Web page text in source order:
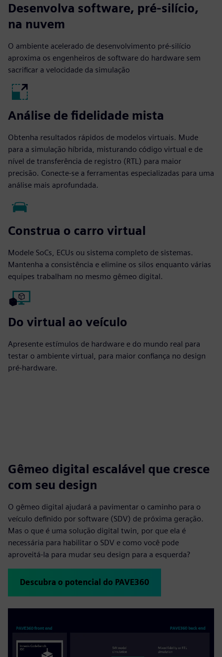
Desenvolva software, pré-silício,
na nuvem
O ambiente acelerado de desenvolvimento pré-silício
aproxima os engenheiros de software do hardware sem
sacrificar a velocidade da simulação
Análise de fidelidade mista
Obtenha resultados rápidos de modelos virtuais. Mude
para a simulação híbrida, misturando código virtual e de
nível de transferência de registro (RTL) para maior
precisão. Conecte-se a ferramentas especializadas para uma
análise mais aprofundada.
Construa o carro virtual
Modele SoCs, ECUs ou sistema completo de sistemas.
Mantenha a consistência e elimine os silos enquanto várias
equipes trabalham no mesmo gêmeo digital.
Do virtual ao veículo
Apresente estímulos de hardware e do mundo real para
testar o ambiente virtual, para maior confiança no design
pré-hardware.
Gêmeo digital escalável que cresce
com seu design
O gêmeo digital ajudará a pavimentar o caminho para o
veículo definido por software (SDV) de próxima geração.
Mas o que é uma solução digital twin, por que ela é
necessária para habilitar o SDV e como você pode
aproveitá-la para mudar seu design para a esquerda?
Descubra o potencial do PAVE360